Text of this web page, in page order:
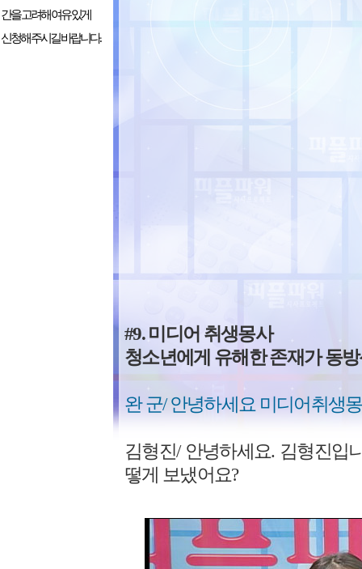
#9. 미디어 취생몽사
청소년에게 유해한 존재가 동
완 군/ 안녕하세요 미디어취생
김형진/ 안녕하세요. 김형진입
떻게 보냈어요?
간을 고려해 여유 있게
신청해 주시길 바랍니다.